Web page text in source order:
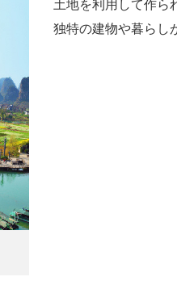
土地を利用して作ら
独特の建物や暮らし